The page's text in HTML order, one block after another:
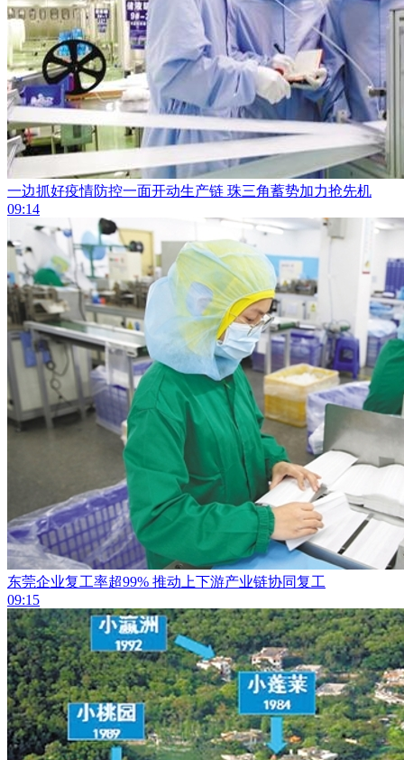
一边抓好疫情防控一面开动生产链 珠三角蓄势加力抢先机
09:14
东莞企业复工率超99% 推动上下游产业链协同复工
09:15